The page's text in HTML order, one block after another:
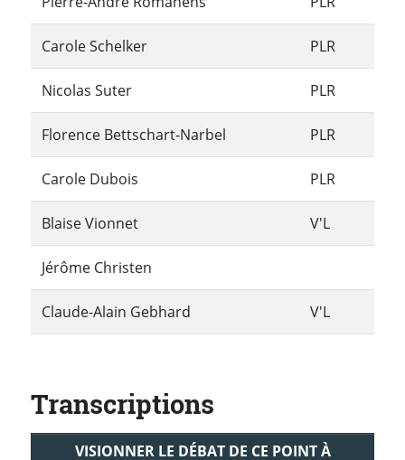
Carole Schelker PLR
Nicolas Suter PLR
Florence Bettschart-Narbel PLR
Carole Dubois PLR
Blaise Vionnet V'L
Jérôme Christen
Claude-Alain Gebhard V'L
Transcriptions
VISIONNER LE DÉBAT DE CE POINT À